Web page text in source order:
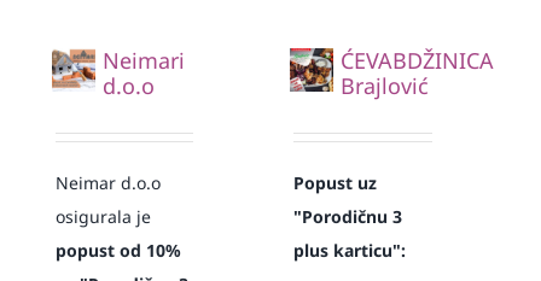
Neimari
d.o.o
Neimar d.o.o
osigurala je
popust od 10%
ĆEVABDŽINICA
Brajlović
Popust uz
"Porodičnu 3
plus karticu":